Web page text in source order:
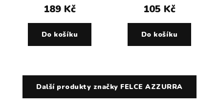
189 Kč
Do košíku
105 Kč
Do košíku
Další produkty značky FELCE AZZURRA